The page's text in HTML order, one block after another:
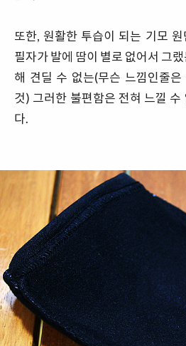
또한, 원활한 투습이 되는 기모
필자가 발에 땀이 별로 없어서 그
해 견딜 수 없는(무슨 느낌인줄
것) 그러한 불편함은 전혀 느낄 수
다.